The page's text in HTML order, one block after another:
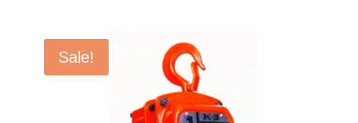
฿54,800.00.
฿43,840.00.
Sale!